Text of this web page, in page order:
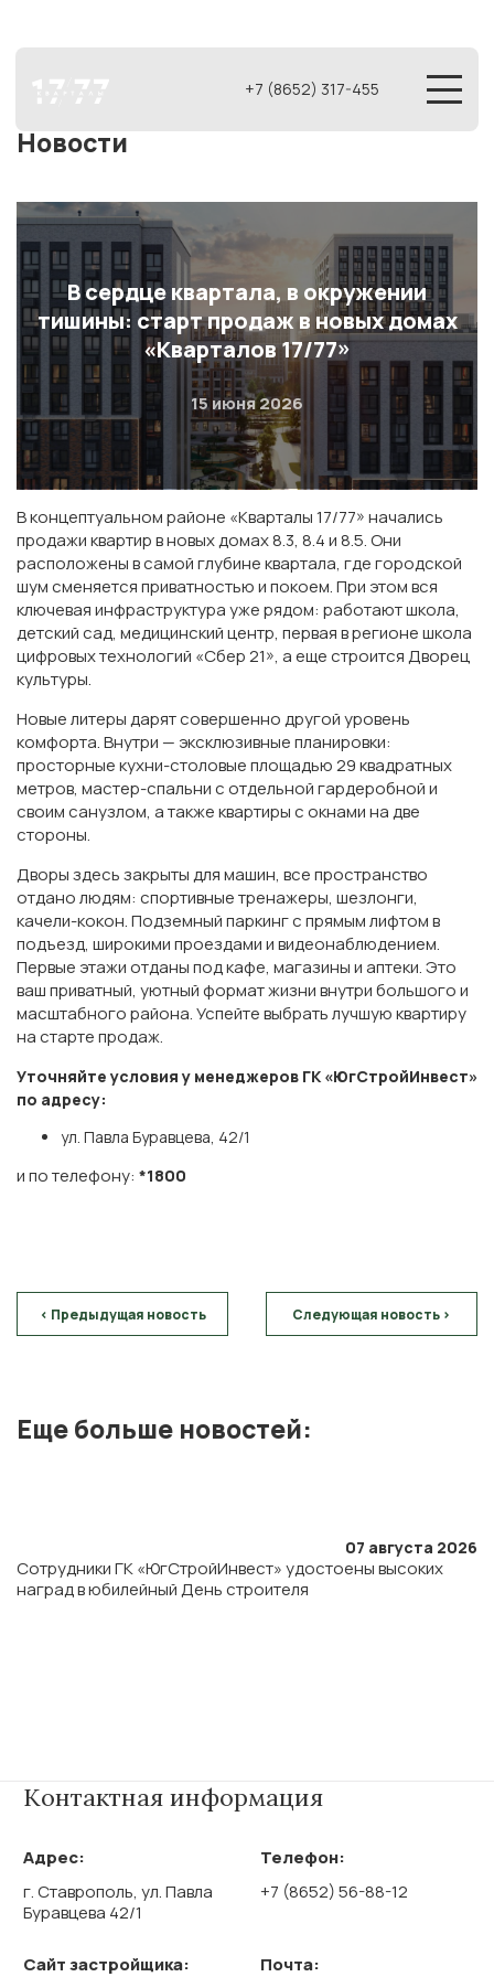
+7 (8652) 317-455
Новости
В сердце квартала, в окружении
тишины: старт продаж в новых домах
«Кварталов 17/77»
15 июня 2026
В концептуальном районе «Кварталы 17/77» начались
продажи квартир в новых домах 8.3, 8.4 и 8.5. Они
расположены в самой глубине квартала, где городской
шум сменяется приватностью и покоем. При этом вся
ключевая инфраструктура уже рядом: работают школа,
детский сад, медицинский центр, первая в регионе школа
цифровых технологий «Сбер 21», а еще строится Дворец
культуры.
Новые литеры дарят совершенно другой уровень
комфорта. Внутри — эксклюзивные планировки:
просторные кухни-столовые площадью 29 квадратных
метров, мастер-спальни с отдельной гардеробной и
своим санузлом, а также квартиры с окнами на две
стороны.
Дворы здесь закрыты для машин, все пространство
отдано людям: спортивные тренажеры, шезлонги,
качели-кокон. Подземный паркинг с прямым лифтом в
подъезд, широкими проездами и видеонаблюдением.
Первые этажи отданы под кафе, магазины и аптеки. Это
ваш приватный, уютный формат жизни внутри большого и
масштабного района. Успейте выбрать лучшую квартиру
на старте продаж.
Уточняйте условия у менеджеров ГК «ЮгСтройИнвест»
по адресу:
ул. Павла Буравцева, 42/1
и по телефону: *1800
< Предыдущая новость Следующая новость >
Еще больше новостей:
07 августа 2026
Сотрудники ГК «ЮгСтройИнвест» удостоены высоких
наград в юбилейный День строителя
Контактная информация
Адрес:
г. Ставрополь, ул. Павла
Буравцева 42/1
Телефон:
+7 (8652) 56-88-12
Сайт застройщика: Почта: